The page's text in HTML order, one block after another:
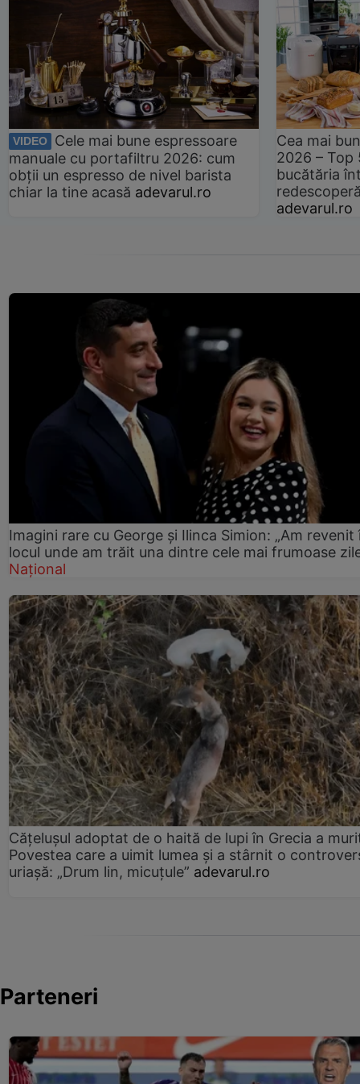
VIDEO
Cele mai bune espressoare
manuale cu portafiltru 2026: cum
obții un espresso de nivel barista
chiar la tine acasă adevarul.ro
Cea mai
2026 –
bucătăria
adevarul.ro
Imagini rare cu George și Ilinca Simion: „Am revenit
locul unde am trăit una dintre cele mai frumoase
Național
Cățelușul adoptat de o haită de lupi în Grecia a
Povestea care a uimit lumea și a stârnit o
uriașă: „Drum lin, micuțule” adevarul.ro
Parteneri